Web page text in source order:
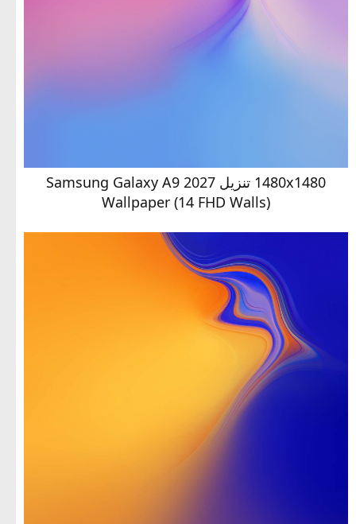
1480x1480 تنزيل Samsung Galaxy A9 2027
Wallpaper (14 FHD Walls)